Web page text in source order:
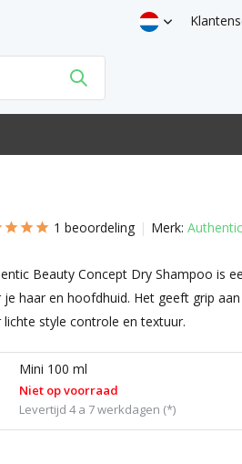
thuis
1 beoordeling Merk:
Beauty Concept Dry Shampoo is
je haar en hoofdhuid. Het geeft grip
lichte style controle en textuur.
Mini 100 ml
Niet op voorraad
Levertijd 4 a 7 werkdagen (*)